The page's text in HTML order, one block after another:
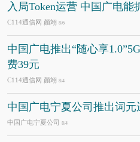
入局Token运营 中国广电能
C114通信网 颜翊 8/6
中国广电推出“随心享
费39元
C114通信网 颜翊 8/4
中国广电宁夏公司推出词元
中国广电宁夏公司 8/4